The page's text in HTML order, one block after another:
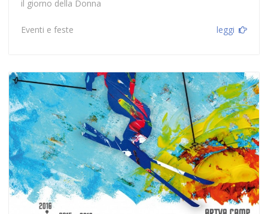
il giorno della Donna
Eventi e feste leggi